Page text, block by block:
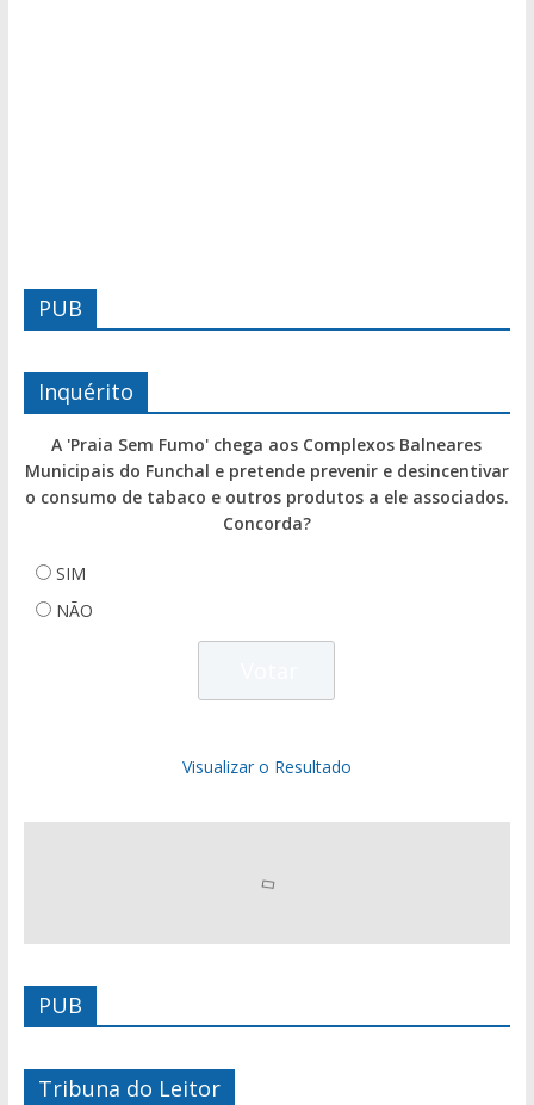
PUB
Inquérito
A 'Praia Sem Fumo' chega aos Complexos Balneares
Municipais do Funchal e pretende prevenir e desincentivar
o consumo de tabaco e outros produtos a ele associados.
Concorda?
SIM
NÃO
Visualizar o Resultado
PUB
Tribuna do Leitor